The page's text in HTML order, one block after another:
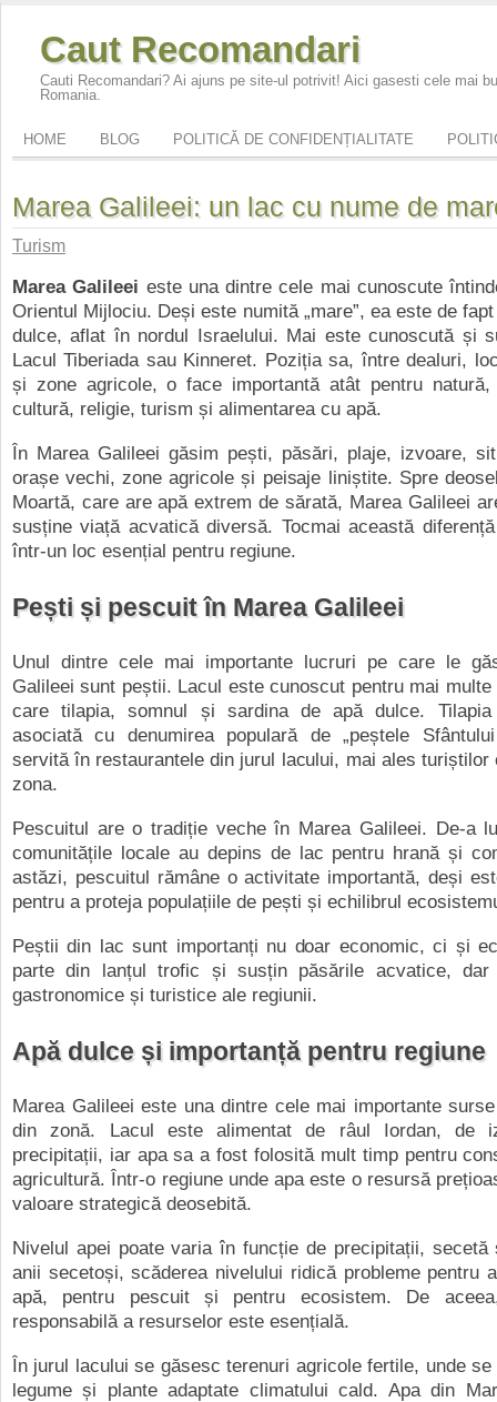
Caut Recomandari
Cauti Recomandari? Ai ajuns pe site-ul potrivit! Aici gasesti cele mai
Romania.
HOME BLOG POLITICĂ DE CONFIDENȚIALITATE
Marea Galileei: un lac cu nume de
Turism
Marea Galileei este una dintre cele mai cunoscute
Orientul Mijlociu. Deși este numită „mare”, ea este de
dulce, aflat în nordul Israelului. Mai este cunoscută și
Lacul Tiberiada sau Kinneret. Poziția sa, între dealuri,
și zone agricole, o face importantă atât pentru
cultură, religie, turism și alimentarea cu apă.
În Marea Galileei găsim pești, păsări, plaje, izvoare,
orașe vechi, zone agricole și peisaje liniștite. Spre
Moartă, care are apă extrem de sărată, Marea Galileei
susține viață acvatică diversă. Tocmai această
într-un loc esențial pentru regiune.
Pești și pescuit în Marea Galileei
Unul dintre cele mai importante lucruri pe care le
Galileei sunt peștii. Lacul este cunoscut pentru mai
care tilapia, somnul și sardina de apă dulce. Tilapia
asociată cu denumirea populară de „peștele
servită în restaurantele din jurul lacului, mai ales turiștilor
zona.
Pescuitul are o tradiție veche în Marea Galileei. De-a
comunitățile locale au depins de lac pentru hrană și
astăzi, pescuitul rămâne o activitate importantă, deși
pentru a proteja populațiile de pești și echilibrul
Peștii din lac sunt importanți nu doar economic, ci și
parte din lanțul trofic și susțin păsările acvatice,
gastronomice și turistice ale regiunii.
Apă dulce și importanță pentru regiune
Marea Galileei este una dintre cele mai importante
din zonă. Lacul este alimentat de râul Iordan, de
precipitații, iar apa sa a fost folosită mult timp pentru
agricultură. Într-o regiune unde apa este o resursă
valoare strategică deosebită.
Nivelul apei poate varia în funcție de precipitații, secetă
anii secetoși, scăderea nivelului ridică probleme pentru
apă, pentru pescuit și pentru ecosistem. De
responsabilă a resurselor este esențială.
În jurul lacului se găsesc terenuri agricole fertile, unde
legume și plante adaptate climatului cald. Apa din